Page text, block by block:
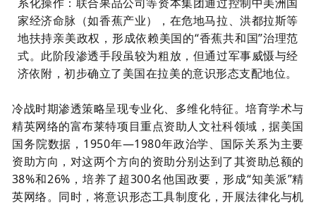
家经济命脉（如香蕉产业），在危地马拉、洪都拉斯等
地扶持亲美政权，形成依赖美国的“香蕉共和国”治理范
式。此阶段渗透手段虽较为粗放，但通过军事威慑与经
济依附，初步确立了美国在拉美的意识形态支配地位。
冷战时期渗透策略呈现专业化、多维化特征。培育学术与
精英网络的富布莱特项目重点资助人文社科领域，据美国
国务院数据，1950年—1980年政治学、国际关系为主要
资助方向，对这两个方向的资助分别达到了其资助总额的
38%和26%，培养了超300名他国政要，形成“知美派”精
英网络。同时，将意识形态工具制度化，开展法律化与机